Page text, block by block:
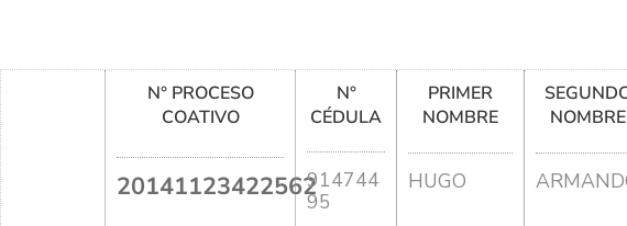
N° PROCESO
COATIVO
20141123422562
N°
CÉDULA
914744
95
PRIMER
NOMBRE
HUGO
NOMBRE